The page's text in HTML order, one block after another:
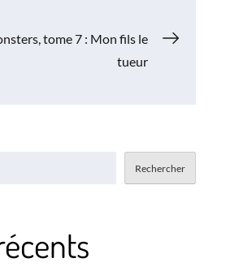
tome 7 : Mon fils le
tueur
Rechercher